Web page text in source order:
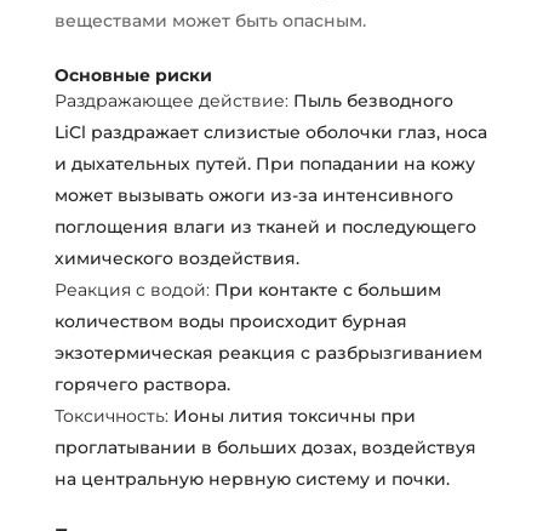
веществами может быть опасным.
Основные риски
Раздражающее действие: Пыль безводного
LiCl раздражает слизистые оболочки глаз, носа
и дыхательных путей. При попадании на кожу
может вызывать ожоги из-за интенсивного
поглощения влаги из тканей и последующего
химического воздействия.
Реакция с водой: При контакте с большим
количеством воды происходит бурная
экзотермическая реакция с разбрызгиванием
горячего раствора.
Токсичность: Ионы лития токсичны при
проглатывании в больших дозах, воздействуя
на центральную нервную систему и почки.